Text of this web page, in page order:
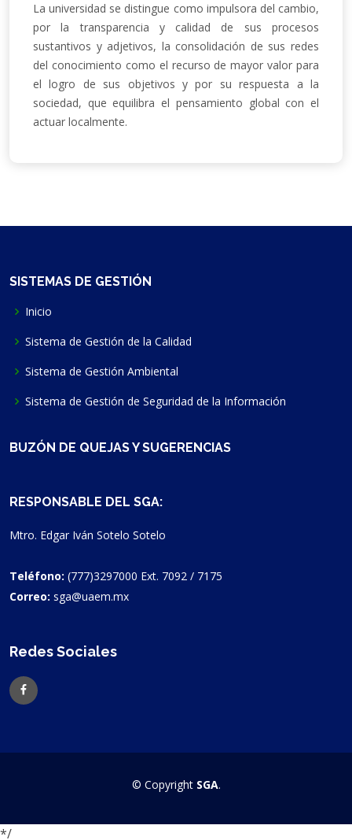
La universidad se distingue como impulsora del cambio,
por la transparencia y calidad de sus procesos
sustantivos y adjetivos, la consolidación de sus redes
del conocimiento como el recurso de mayor valor para
el logro de sus objetivos y por su respuesta a la
sociedad, que equilibra el pensamiento global con el
actuar localmente.
SISTEMAS DE GESTIÓN
Inicio
Sistema de Gestión de la Calidad
Sistema de Gestión Ambiental
Sistema de Gestión de Seguridad de la Información
BUZÓN DE QUEJAS Y SUGERENCIAS
RESPONSABLE DEL SGA:
Mtro. Edgar Iván Sotelo Sotelo
Teléfono: (777)3297000 Ext. 7092 / 7175
Correo: sga@uaem.mx
Redes Sociales
© Copyright SGA.
*/